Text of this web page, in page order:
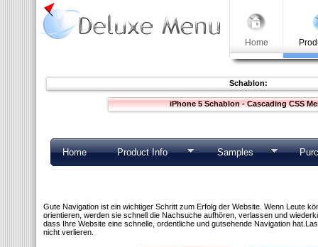
Home
Schablon:
iPhone 5 Schablon - Cascading CSS
Home Product Info Samples
Gute Navigation ist ein wichtiger Schritt zum Erfolg der Website. Wenn Leute
orientieren, werden sie schnell die Nachsuche aufhören, verlassen und
dass Ihre Website eine schnelle, ordentliche und gutsehende Navigation
nicht verlieren.